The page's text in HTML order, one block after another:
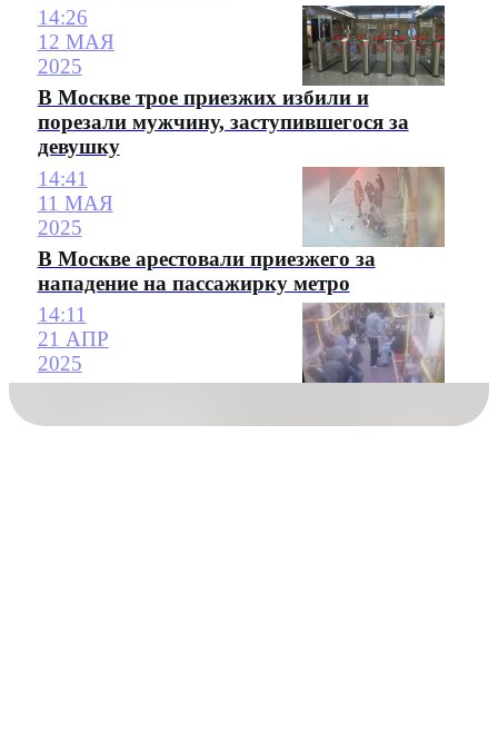
14:26
12 МАЯ
2025
В Москве трое приезжих избили и
порезали мужчину, заступившегося за
девушку
14:41
11 МАЯ
2025
В Москве арестовали приезжего за
нападение на пассажирку метро
14:11
21 АПР
2025